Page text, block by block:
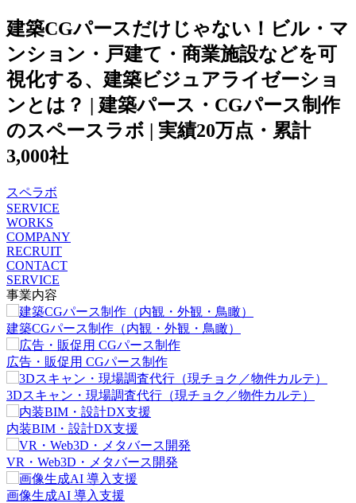
建築CGパースだけじゃない！ビル・マ
ンション・戸建て・商業施設などを可
視化する、建築ビジュアライゼーショ
ンとは？ | 建築パース・CGパース制作
のスペースラボ | 実績20万点・累計
3,000社
スペラボ
SERVICE
WORKS
COMPANY
RECRUIT
CONTACT
SERVICE
事業内容
建築CGパース制作（内観・外観・鳥瞰）
広告・販促用 CGパース制作
3Dスキャン・現場調査代行（現チョク／物件カルテ）
内装BIM・設計DX支援
VR・Web3D・メタバース開発
画像生成AI 導入支援